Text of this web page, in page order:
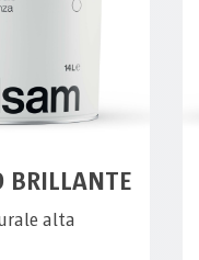
BRILLANTE
alta